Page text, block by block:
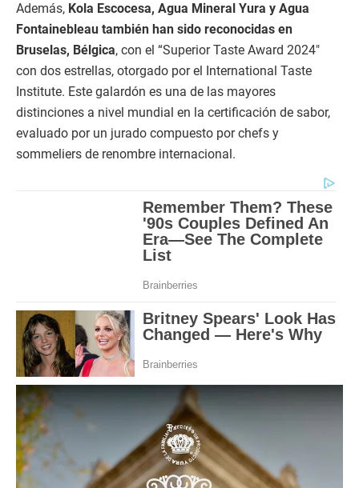
Además, Kola Escocesa, Agua Mineral Yura y Agua
Fontainebleau también han sido reconocidas en
Bruselas, Bélgica, con el “Superior Taste Award 2024″
con dos estrellas, otorgado por el International Taste
Institute. Este galardón es una de las mayores
distinciones a nivel mundial en la certificación de sabor,
evaluado por un jurado compuesto por chefs y
sommeliers de renombre internacional.